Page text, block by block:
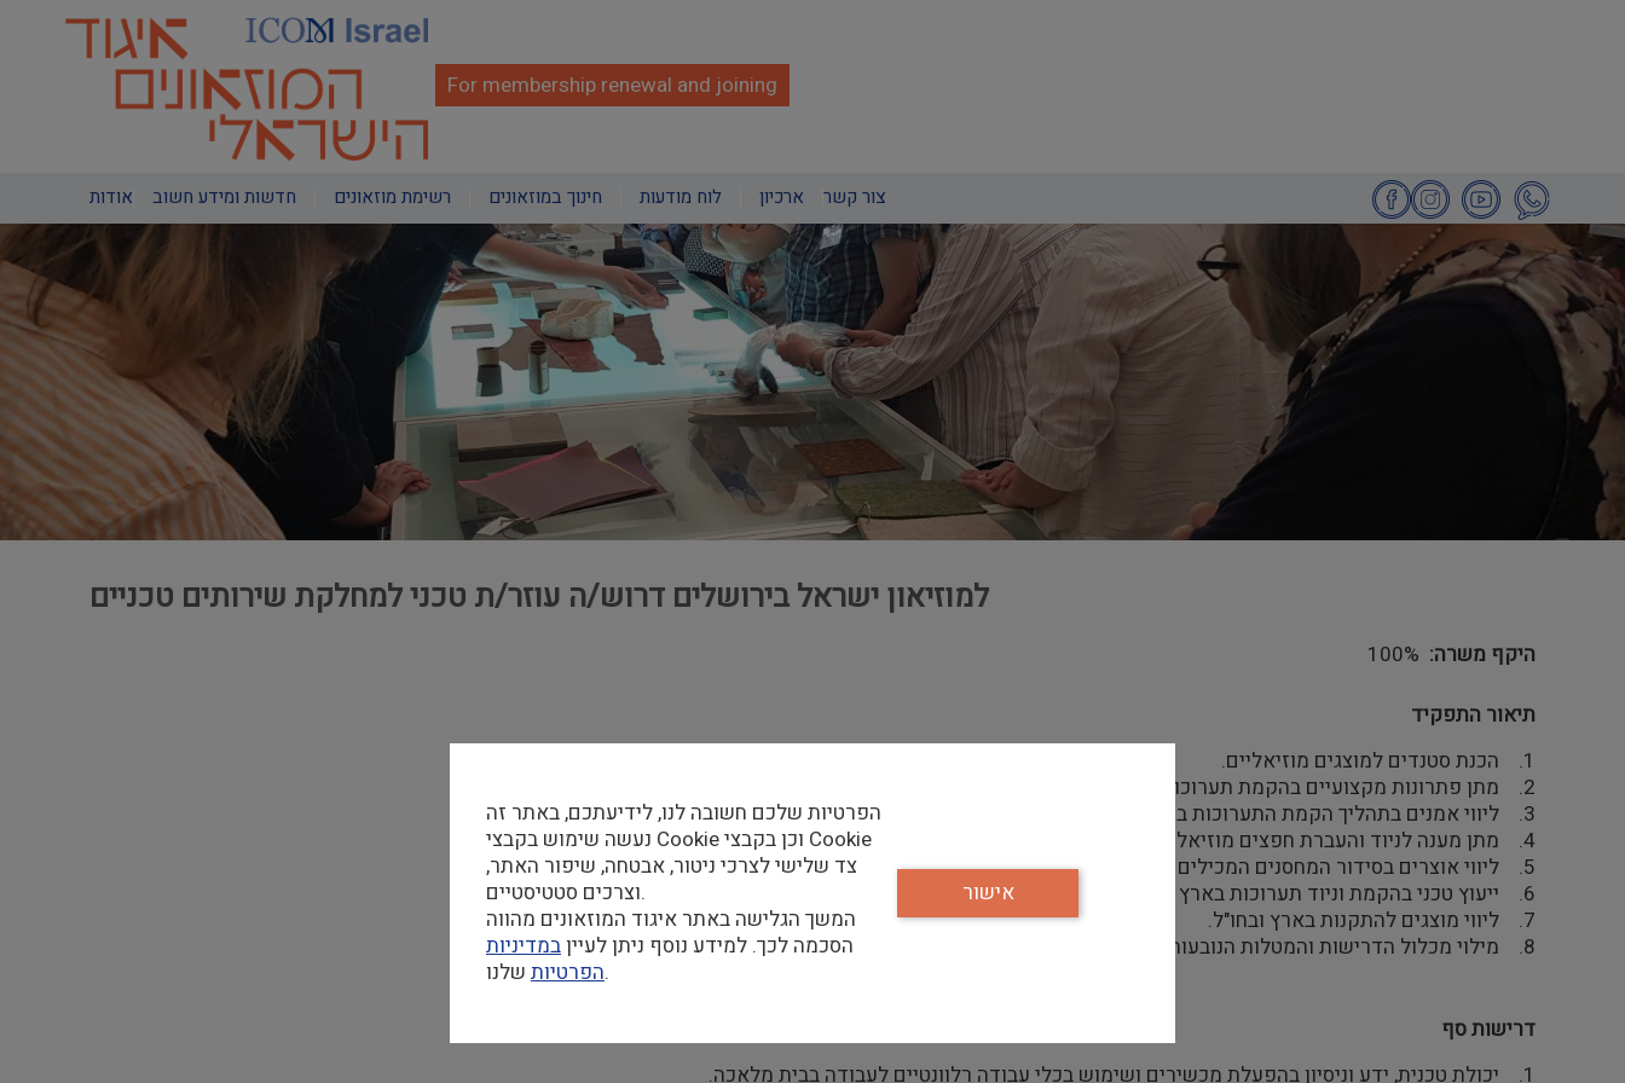
For membership renewal and joining
Main
navigation
אודות חדשות ומידע חשוב רשימת מוזאונים חינוך במוזאונים לוח מודעות ארכיון צור קשר
למוזיאון ישראל בירושלים דרוש/ה עוזר/ת טכני למחלקת שירותים טכניים
היקף משרה 100%
תיאור התפקיד
1. הכנת סטנדים למוצגים מוזיאליים.
2. מתן פתרונות מקצועיים בהקמת תערוכות כולל תליית תמונות דו-מימד והצבת חפצי תלת מימד.
3. ליווי אמנים בתהליך הקמת התערוכות במוזיאון.
4. מתן מענה לניוד והעברת חפצים מוזיאליים ברחבי המוזיאון.
5. ליווי אוצרים בסידור המחסנים המכילים את אוספי המוזיאון.
6. ייעוץ טכני בהקמת וניוד תערוכות בארץ ובחו"ל.
7. ליווי מוצגים להתקנות בארץ ובחו"ל.
8. מילוי מכלול הדרישות והמטלות הנובעות ממהות התפקיד.
דרישות סף
1. יכולת טכנית, ידע וניסיון בהפעלת מכשירים ושימוש בכלי עבודה רלוונטיים לעבודה בבית מלאכה.
הפרטיות שלכם חשובה לנו, לידיעתכם, באתר זה
נעשה שימוש בקבצי Cookie וכן בקבצי Cookie
צד שלישי לצרכי ניטור, אבטחה, שיפור האתר,
וצרכים סטטיסטיים.
המשך הגלישה באתר איגוד המוזאונים מהווה
הסכמה לכך. למידע נוסף ניתן לעייןבמדיניות
הפרטיותשלנו.
אישור